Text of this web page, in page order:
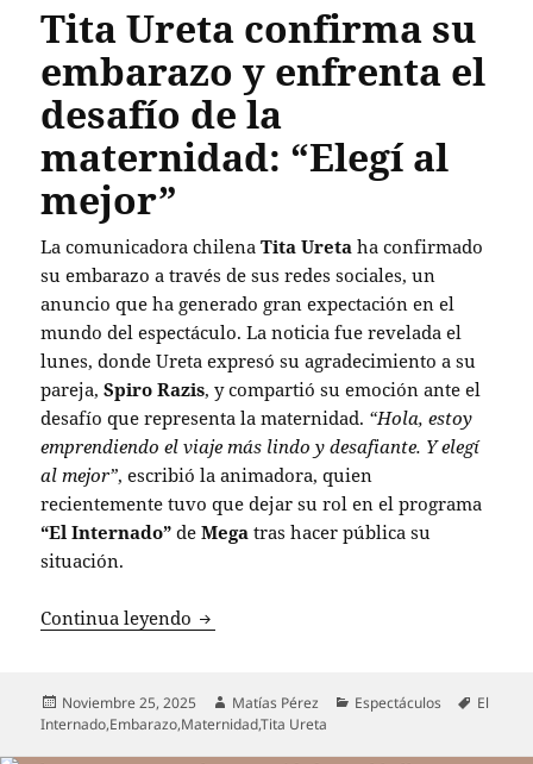
Tita Ureta confirma su
embarazo y enfrenta el
desafío de la
maternidad: “Elegí al
mejor”
La comunicadora chilenaTita Ureta ha confirmado
su embarazo a través de sus redes sociales, un
anuncio que ha generado gran expectación en el
mundo del espectáculo. La noticia fue revelada el
lunes, donde Ureta expresó su agradecimiento a su
pareja,Spiro Razis, y compartió su emoción ante el
desafío que representa la maternidad. “Hola, estoy
emprendiendo el viaje más lindo y desafiante. Y elegí
al mejor”, escribió la animadora, quien
recientemente tuvo que dejar su rol en el programa
“El Internado” deMega tras hacer pública su
situación.
Continua leyendo Tita Ureta confirma su embarazo y
Publicado
el
Noviembre 25, 2025 Autor
Matías Pérez Categorías
Espectáculos
El
Internado,Embarazo,Maternidad,Tita Ureta